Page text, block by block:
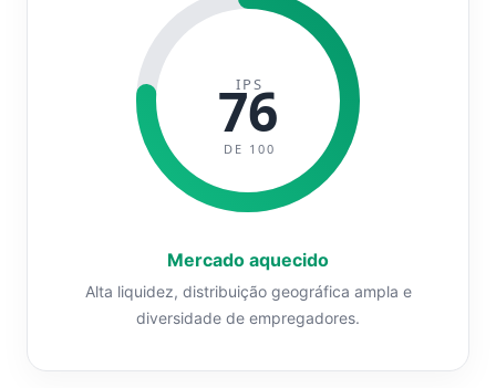
IPS
76
DE 100
Mercado aquecido
Alta liquidez, distribuição geográfica ampla e
diversidade de empregadores.